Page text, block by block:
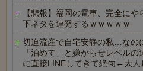
【悲報】福岡の電車、完全に
下ネタを連発するｗｗｗｗｗ
切迫流産で自宅安静の私…なの
「泊めて」と嫌がらせレベル
に直接LINEしてきて絶句←大人